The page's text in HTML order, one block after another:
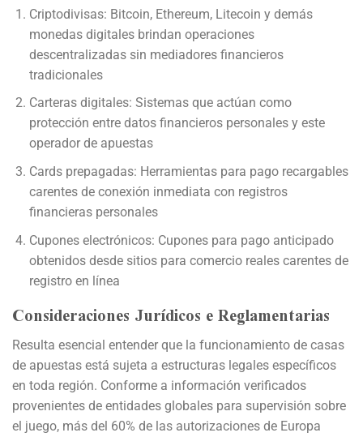
Criptodivisas: Bitcoin, Ethereum, Litecoin y demás
monedas digitales brindan operaciones
descentralizadas sin mediadores financieros
tradicionales
Carteras digitales: Sistemas que actúan como
protección entre datos financieros personales y este
operador de apuestas
Cards prepagadas: Herramientas para pago recargables
carentes de conexión inmediata con registros
financieras personales
Cupones electrónicos: Cupones para pago anticipado
obtenidos desde sitios para comercio reales carentes de
registro en línea
Consideraciones Jurídicos e Reglamentarias
Resulta esencial entender que la funcionamiento de casas
de apuestas está sujeta a estructuras legales específicos
en toda región. Conforme a información verificados
provenientes de entidades globales para supervisión sobre
el juego, más del 60% de las autorizaciones de Europa